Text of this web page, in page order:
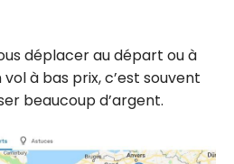
déplacer au départ ou à
à bas prix, c’est souvent
beaucoup d’argent.